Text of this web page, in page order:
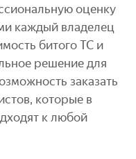
оценку
каждый владелец
битого ТС и
решение для
заказать
которые в
к любой